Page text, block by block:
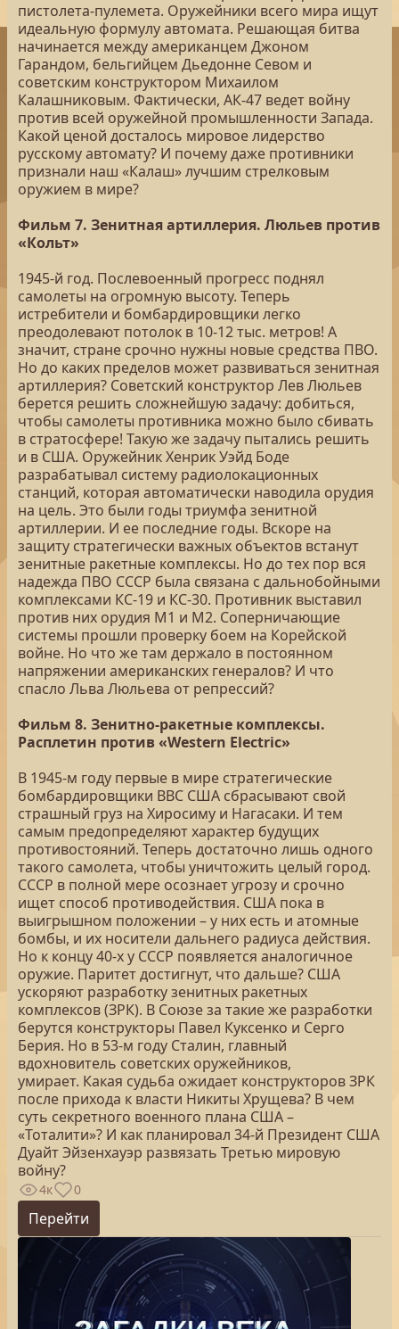
пистолета-пулемета. Оружейники всего мира ищут
идеальную формулу автомата. Решающая битва
начинается между американцем Джоном
Гарандом, бельгийцем Дьедонне Севом и
советским конструктором Михаилом
Калашниковым. Фактически, АК-47 ведет войну
против всей оружейной промышленности Запада.
Какой ценой досталось мировое лидерство
русскому автомату? И почему даже противники
признали наш «Калаш» лучшим стрелковым
оружием в мире?
Фильм 7. Зенитная артиллерия. Люльев против
«Кольт»
1945-й год. Послевоенный прогресс поднял
самолеты на огромную высоту. Теперь
истребители и бомбардировщики легко
преодолевают потолок в 10-12 тыс. метров! А
значит, стране срочно нужны новые средства ПВО.
Но до каких пределов может развиваться зенитная
артиллерия? Советский конструктор Лев Люльев
берется решить сложнейшую задачу: добиться,
чтобы самолеты противника можно было сбивать
в стратосфере! Такую же задачу пытались решить
и в США. Оружейник Хенрик Уэйд Боде
разрабатывал систему радиолокационных
станций, которая автоматически наводила орудия
на цель. Это были годы триумфа зенитной
артиллерии. И ее последние годы. Вскоре на
защиту стратегически важных объектов встанут
зенитные ракетные комплексы. Но до тех пор вся
надежда ПВО СССР была связана с дальнобойными
комплексами КС-19 и КС-30. Противник выставил
против них орудия М1 и М2. Соперничающие
системы прошли проверку боем на Корейской
войне. Но что же там держало в постоянном
напряжении американских генералов? И что
спасло Льва Люльева от репрессий?
Фильм 8. Зенитно-ракетные комплексы.
Расплетин против «Western Electric»
В 1945-м году первые в мире стратегические
бомбардировщики ВВС США сбрасывают свой
страшный груз на Хиросиму и Нагасаки. И тем
самым предопределяют характер будущих
противостояний. Теперь достаточно лишь одного
такого самолета, чтобы уничтожить целый город.
СССР в полной мере осознает угрозу и срочно
ищет способ противодействия. США пока в
выигрышном положении – у них есть и атомные
бомбы, и их носители дальнего радиуса действия.
Но к концу 40-х у СССР появляется аналогичное
оружие. Паритет достигнут, что дальше? США
ускоряют разработку зенитных ракетных
комплексов (ЗРК). В Союзе за такие же разработки
берутся конструкторы Павел Куксенко и Серго
Берия. Но в 53-м году Сталин, главный
вдохновитель советских оружейников,
умирает. Какая судьба ожидает конструкторов ЗРК
после прихода к власти Никиты Хрущева? В чем
суть секретного военного плана США –
«Тоталити»? И как планировал 34-й Президент США
Дуайт Эйзенхауэр развязать Третью мировую
войну?
4к 0
Перейти